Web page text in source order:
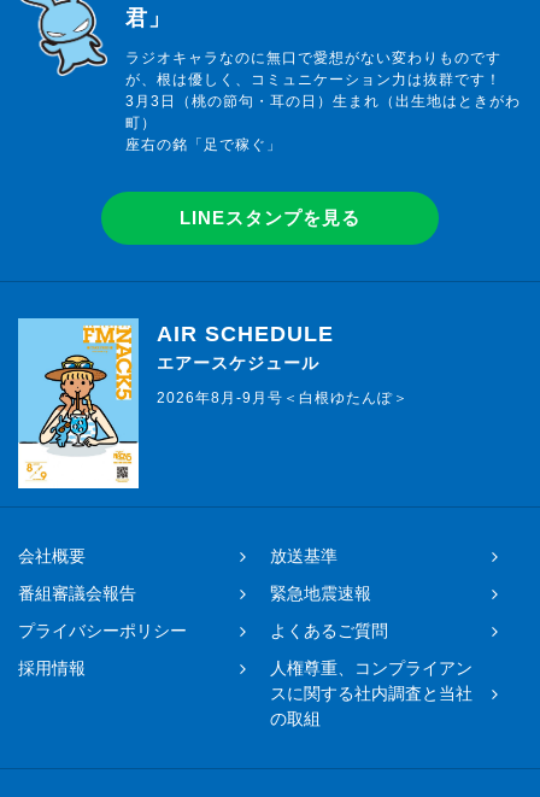
君」
ラジオキャラなのに無口で愛想がない変わりものです
が、根は優しく、コミュニケーション力は抜群です！
3月3日（桃の節句・耳の日）生まれ（出生地はときがわ
町）
座右の銘「足で稼ぐ」
LINEスタンプを見る
AIR SCHEDULE
エアースケジュール
2026年8月-9月号＜白根ゆたんぽ＞
会社概要
放送基準
番組審議会報告
緊急地震速報
プライバシーポリシー
よくあるご質問
採用情報
人権尊重、コンプライアン
スに関する社内調査と当社
の取組